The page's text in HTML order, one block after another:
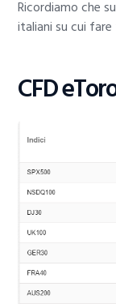
Ricordiamo che
italiani su cui fare
CFD